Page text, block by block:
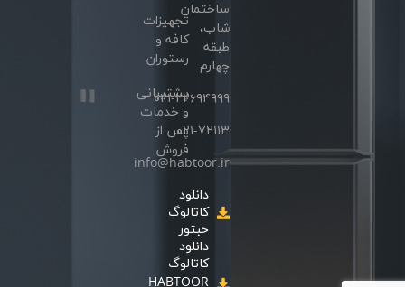
ساختمان
شاب،
طبقه
چهارم
۰۲۱-۲۲۶۹۴۹۹۹
۰۲۱-۷۲۱۱۳
info@habtoor.ir
دانلود
کاتالوگ
حبتور
دانلود
کاتالوگ
HABTOOR
تجهیزات
کافه و
رستوران
پشتیبانی
و خدمات
پس از
فروش